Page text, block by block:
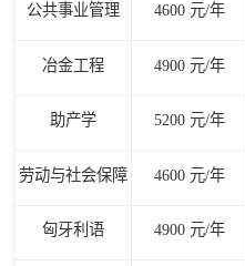
公共事业管理 4600 元/年
冶金工程 4900 元/年
助产学 5200 元/年
劳动与社会保障 4600 元/年
匈牙利语 4900 元/年